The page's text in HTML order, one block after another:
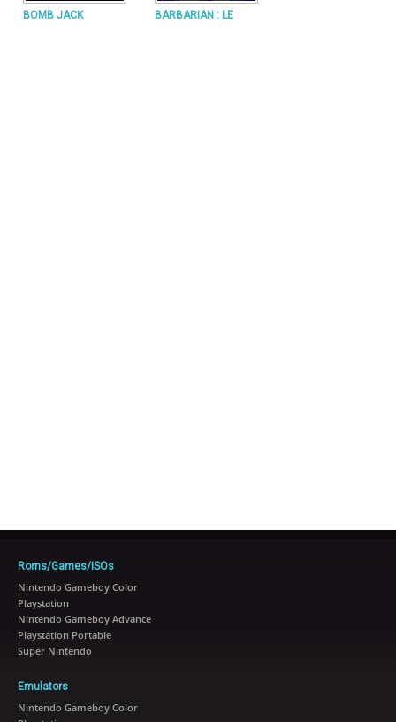
BOMB JACK BARBARIAN : LE
Roms/Games/ISOs
Nintendo Gameboy Color
Playstation
Nintendo Gameboy Advance
Playstation Portable
Super Nintendo
Emulators
Nintendo Gameboy Color